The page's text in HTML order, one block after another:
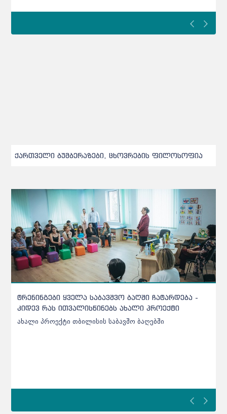
ქართველი ბუმბერაზები, ცხოვრების ფილოსოფია
ქარელის საბავშვო ბაღებში შეტანილი ხორცი
უხარისხო აღმოჩნდა - დეტალები
ქარელის საბავშვო ბაღებში შეტანილი ხორცი უხარისხო